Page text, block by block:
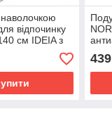
відпочинку
см IDEIA з
сіра
439